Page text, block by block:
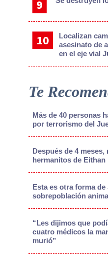
Localizan
asesinato de
en el eje vial
Te
Más de 40 personas
por terrorismo del
Después de 4 meses,
hermanitos de Eithan
Esta es otra forma
sobrepoblación
“Les dijimos que
cuatro médicos la
murió”